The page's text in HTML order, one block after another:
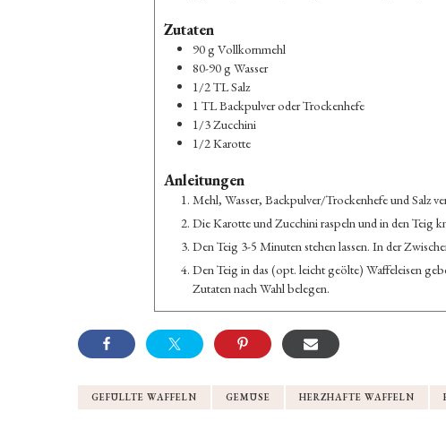
Zutaten
90g Vollkornmehl
80-90g Wasser
1/2TLSalz
1 TLBackpulver oder Trockenhefe
1/3Zucchini
1/2Karotte
Anleitungen
Mehl, Wasser, Backpulver/Trockenhefe und Salz
Die Karotte und Zucchini raspeln und in den Teig
Den Teig 3-5 Minuten stehen lassen. In der
Den Teig in das (opt. leicht geölte) Waffeleisen
Zutaten nach Wahl belegen.
GEFÜLLTE WAFFELN GEMÜSE HERZHAFTE WAFFELN